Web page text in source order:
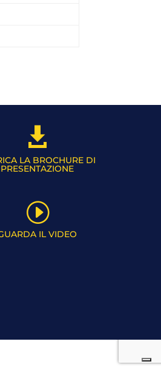

LA BROCHURE DI
PRESENTAZIONE
I
IL VIDEO